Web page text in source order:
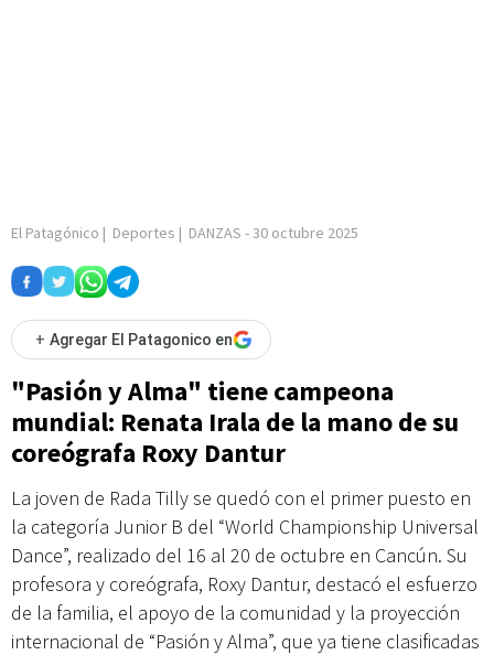
El Patagónico | Deportes | DANZAS -30 octubre 2025
+ Agregar El Patagonico en
"Pasión y Alma" tiene campeona
mundial: Renata Irala de la mano de su
coreógrafa Roxy Dantur
La joven de Rada Tilly se quedó con el primer puesto en
la categoría Junior B del “World Championship Universal
Dance”, realizado del 16 al 20 de octubre en Cancún. Su
profesora y coreógrafa, Roxy Dantur, destacó el esfuerzo
de la familia, el apoyo de la comunidad y la proyección
internacional de “Pasión y Alma”, que ya tiene clasificadas